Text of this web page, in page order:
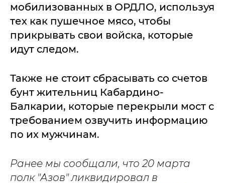
мобилизованных в ОРДЛО, используя
тех как пушечное мясо, чтобы
прикрывать свои войска, которые
идут следом.
Также не стоит сбрасывать со счетов
бунт жительниц Кабардино-
Балкарии, которые перекрыли мост с
требованием озвучить информацию
по их мужчинам.
Ранее мы сообщали, что 20 марта
полк "Азов" ликвидировал в